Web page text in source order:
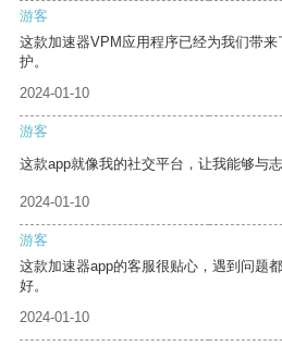
游客
这款加速器VPM应用程序已经为我们带
护。
2024-01-10
游客
这款app就像我的社交平台，让我能够与
2024-01-10
游客
这款加速器app的客服很贴心，遇到问题
好。
2024-01-10